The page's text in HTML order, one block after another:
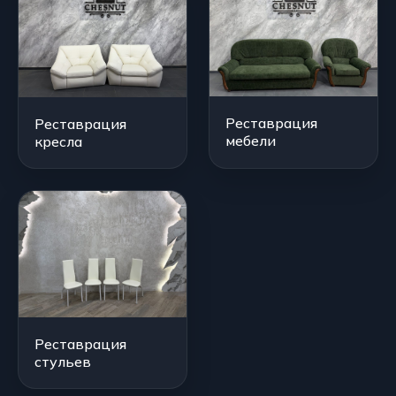
Реставрация
кресла
Реставрация
мебели
Реставрация
стульев